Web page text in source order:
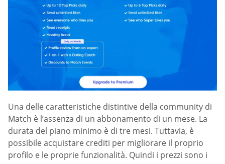
Una delle caratteristiche distintive della community di
Match è l’assenza di un abbonamento di un mese. La
durata del piano minimo è di tre mesi. Tuttavia, è
possibile acquistare crediti per migliorare il proprio
profilo e le proprie funzionalità. Quindi i prezzi sono i